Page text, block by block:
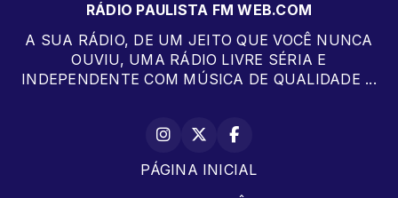
RÁDIO PAULISTA FM WEB.COM
A SUA RÁDIO, DE UM JEITO QUE VOCÊ NUNCA
OUVIU, UMA RÁDIO LIVRE SÉRIA E
INDEPENDENTE COM MÚSICA DE QUALIDADE ...
PÁGINA INICIAL